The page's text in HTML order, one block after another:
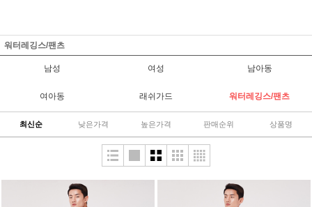
워터레깅스/팬츠
남성 여성 남아동
여아동 래쉬가드 워터레깅스/팬츠
최신순 낮은가격 높은가격 판매순위 상품명